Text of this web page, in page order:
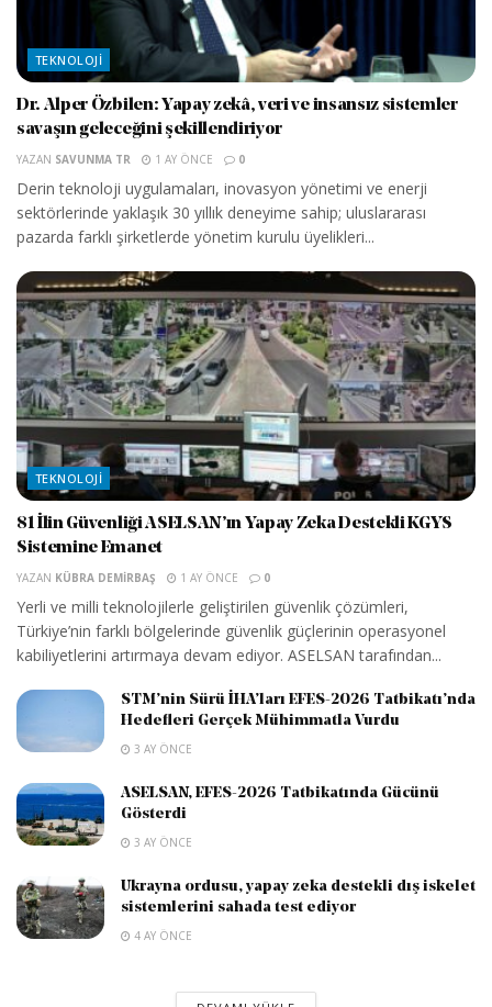
TEKNOLOJI
Dr. Alper Özbilen: Yapay zekâ, veri ve insansız sistemler
savaşın geleceğini şekillendiriyor
YAZAN SAVUNMA TR 1 AY ÖNCE 0
Derin teknoloji uygulamaları, inovasyon yönetimi ve enerji
sektörlerinde yaklaşık 30 yıllık deneyime sahip; uluslararası
pazarda farklı şirketlerde yönetim kurulu üyelikleri...
TEKNOLOJI
81 İlin Güvenliği ASELSAN’ın Yapay Zeka Destekli KGYS
Sistemine Emanet
YAZAN KÜBRA DEMIRBAŞ 1 AY ÖNCE 0
Yerli ve milli teknolojilerle geliştirilen güvenlik çözümleri,
Türkiye’nin farklı bölgelerinde güvenlik güçlerinin operasyonel
kabiliyetlerini artırmaya devam ediyor. ASELSAN tarafından...
STM’nin Sürü İHA’ları EFES-2026 Tatbikatı’nda
Hedefleri Gerçek Mühimmatla Vurdu
3 AY ÖNCE
ASELSAN, EFES-2026 Tatbikatında Gücünü
Gösterdi
3 AY ÖNCE
Ukrayna ordusu, yapay zeka destekli dış iskelet
sistemlerini sahada test ediyor
4 AY ÖNCE